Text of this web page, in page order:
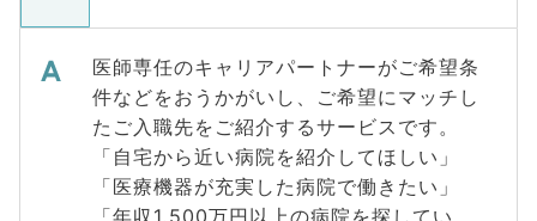
医師専任のキャリアパートナーがご希望条
件などをおうかがいし、ご希望にマッチし
たご入職先をご紹介するサービスです。
「自宅から近い病院を紹介してほしい」
「医療機器が充実した病院で働きたい」